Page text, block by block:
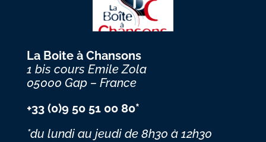
La Boite à Chansons
1 bis cours Emile Zola
05000 Gap – France
+33 (0)9 50 51 00 80*
*du lundi au jeudi de 8h30 à 12h30